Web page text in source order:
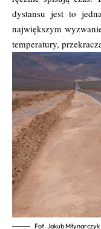
dystansu jest to
największym
temperatury,
Fot. Jakub Młynarczyk